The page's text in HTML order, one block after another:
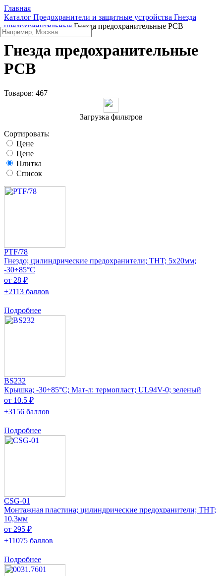
Главная
Каталог Предохранители и защитные устройства Гнезда
предохранительные Гнезда предохранительные PCB
Гнезда предохранительные
PCB
Товаров: 467
Загрузка фильтров
Сортировать:
Цене
Цене
Плитка
Список
PTF/78
Гнездо; цилиндрические предохранители; THT; 5x20мм;
-30÷85°C
от 28 ₽
+2113 баллов
Подробнее
BS232
Крышка; -30÷85°C; Мат-л: термопласт; UL94V-0; зеленый
от 10.5 ₽
+3156 баллов
Подробнее
CSG-01
Монтажная пластина; цилиндрические предохранители; THT;
10,3мм
от 295 ₽
+11075 баллов
Подробнее